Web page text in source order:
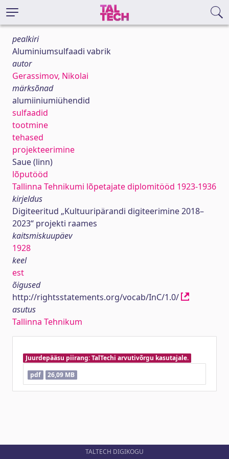
pealkiri
Aluminiumsulfaadi vabrik
autor
Gerassimov, Nikolai
märksõnad
alumiiniumiühendid
sulfaadid
tootmine
tehased
projekteerimine
Saue (linn)
lõputööd
Tallinna Tehnikumi lõpetajate diplomitööd 1923-1936
kirjeldus
Digiteeritud „Kultuuripärandi digiteerimine 2018–
2023“ projekti raames
kaitsmiskuupäev
1928
keel
est
õigused
http://rightsstatements.org/vocab/InC/1.0/
asutus
Tallinna Tehnikum
Juurdepääsu piirang: TalTechi arvutivõrgu kasutajale.
pdf
26,09 MB
TALTECH DIGIKOGU